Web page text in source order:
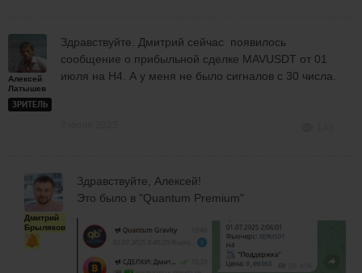
Алексей
Латышев
ЗРИТЕЛЬ
Здравствуйте. Дмитрий сейчас появилось
сообщение о прибыльной сделке MAVUSDT от 01
июля на H4. А у меня не было сигналов с 30 числа.
Дмитрий
Брыляков
Здравствуйте, Алексей!
Это было в "Quantum Premium"